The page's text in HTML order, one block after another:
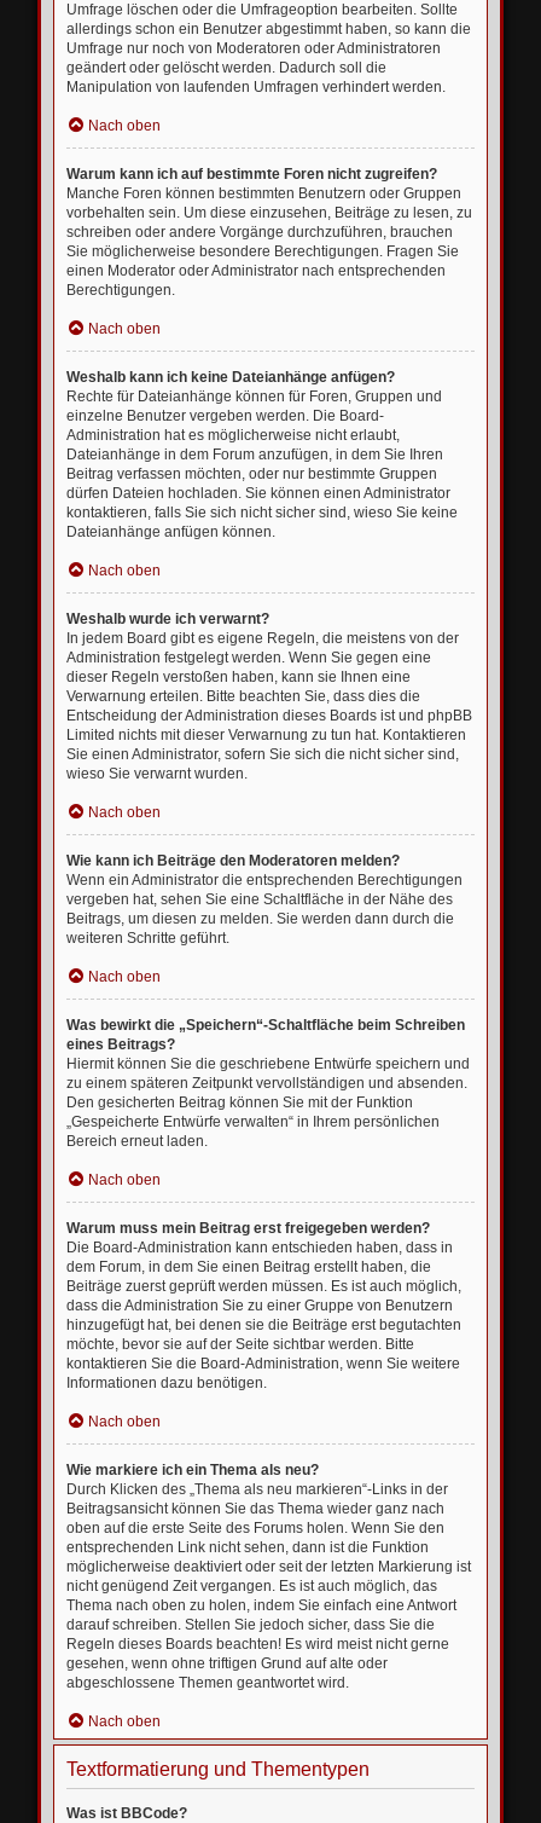
Umfrage löschen oder die Umfrageoption bearbeiten. Sollte
allerdings schon ein Benutzer abgestimmt haben, so kann die
Umfrage nur noch von Moderatoren oder Administratoren
geändert oder gelöscht werden. Dadurch soll die
Manipulation von laufenden Umfragen verhindert werden.
Nach oben
Warum kann ich auf bestimmte Foren nicht zugreifen?
Manche Foren können bestimmten Benutzern oder Gruppen
vorbehalten sein. Um diese einzusehen, Beiträge zu lesen, zu
schreiben oder andere Vorgänge durchzuführen, brauchen
Sie möglicherweise besondere Berechtigungen. Fragen Sie
einen Moderator oder Administrator nach entsprechenden
Berechtigungen.
Nach oben
Weshalb kann ich keine Dateianhänge anfügen?
Rechte für Dateianhänge können für Foren, Gruppen und
einzelne Benutzer vergeben werden. Die Board-
Administration hat es möglicherweise nicht erlaubt,
Dateianhänge in dem Forum anzufügen, in dem Sie Ihren
Beitrag verfassen möchten, oder nur bestimmte Gruppen
dürfen Dateien hochladen. Sie können einen Administrator
kontaktieren, falls Sie sich nicht sicher sind, wieso Sie keine
Dateianhänge anfügen können.
Nach oben
Weshalb wurde ich verwarnt?
In jedem Board gibt es eigene Regeln, die meistens von der
Administration festgelegt werden. Wenn Sie gegen eine
dieser Regeln verstoßen haben, kann sie Ihnen eine
Verwarnung erteilen. Bitte beachten Sie, dass dies die
Entscheidung der Administration dieses Boards ist und phpBB
Limited nichts mit dieser Verwarnung zu tun hat. Kontaktieren
Sie einen Administrator, sofern Sie sich die nicht sicher sind,
wieso Sie verwarnt wurden.
Nach oben
Wie kann ich Beiträge den Moderatoren melden?
Wenn ein Administrator die entsprechenden Berechtigungen
vergeben hat, sehen Sie eine Schaltfläche in der Nähe des
Beitrags, um diesen zu melden. Sie werden dann durch die
weiteren Schritte geführt.
Nach oben
Was bewirkt die „Speichern“-Schaltfläche beim Schreiben
eines Beitrags?
Hiermit können Sie die geschriebene Entwürfe speichern und
zu einem späteren Zeitpunkt vervollständigen und absenden.
Den gesicherten Beitrag können Sie mit der Funktion
„Gespeicherte Entwürfe verwalten“ in Ihrem persönlichen
Bereich erneut laden.
Nach oben
Warum muss mein Beitrag erst freigegeben werden?
Die Board-Administration kann entschieden haben, dass in
dem Forum, in dem Sie einen Beitrag erstellt haben, die
Beiträge zuerst geprüft werden müssen. Es ist auch möglich,
dass die Administration Sie zu einer Gruppe von Benutzern
hinzugefügt hat, bei denen sie die Beiträge erst begutachten
möchte, bevor sie auf der Seite sichtbar werden. Bitte
kontaktieren Sie die Board-Administration, wenn Sie weitere
Informationen dazu benötigen.
Nach oben
Wie markiere ich ein Thema als neu?
Durch Klicken des „Thema als neu markieren“-Links in der
Beitragsansicht können Sie das Thema wieder ganz nach
oben auf die erste Seite des Forums holen. Wenn Sie den
entsprechenden Link nicht sehen, dann ist die Funktion
möglicherweise deaktiviert oder seit der letzten Markierung ist
nicht genügend Zeit vergangen. Es ist auch möglich, das
Thema nach oben zu holen, indem Sie einfach eine Antwort
darauf schreiben. Stellen Sie jedoch sicher, dass Sie die
Regeln dieses Boards beachten! Es wird meist nicht gerne
gesehen, wenn ohne triftigen Grund auf alte oder
abgeschlossene Themen geantwortet wird.
Nach oben
Textformatierung und Thementypen
Was ist BBCode?